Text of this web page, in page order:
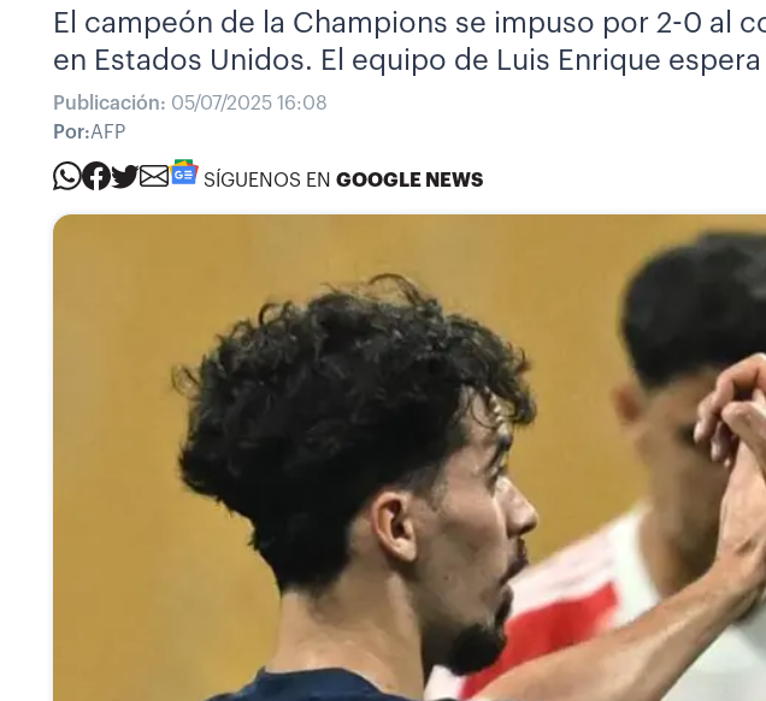
El campeón de la Champions se impuso por 2-0 al
en Estados Unidos. El equipo de Luis Enrique
Publicación: 05/07/2025 16:08
Por:AFP
SÍGUENOS EN GOOGLE NEWS